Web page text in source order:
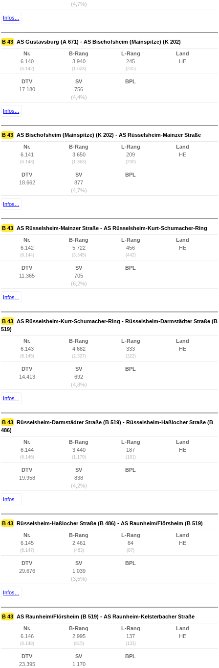
(4,7%)
Infos...
B 43 AS Gustavsburg (A 671) - AS Bischofsheim (Mainspitze) (K 202)
Nr.
6.140
(6.142)
B-Rang
3.940
(1.623)
L-Rang
245
(235)
Land
HE
DTV
17.180
SV
756
(4,4%)
BPL
Infos...
B 43 AS Bischofsheim (Mainspitze) (K 202) - AS Rüsselsheim-Mainzer Straße
Nr.
6.141
(6.143)
B-Rang
3.650
(1.363)
L-Rang
209
(200)
Land
HE
DTV
18.662
SV
877
(4,7%)
BPL
Infos...
B 43 AS Rüsselsheim-Mainzer Straße - AS Rüsselsheim-Kurt-Schumacher-Ring
Nr.
6.142
(6.144)
B-Rang
5.722
(3.345)
L-Rang
456
(442)
Land
HE
DTV
11.365
SV
705
(6,2%)
BPL
Infos...
B 43 AS Rüsselsheim-Kurt-Schumacher-Ring - Rüsselsheim-Darmstädter Straße (B
519)
Nr.
6.143
(6.145)
B-Rang
4.682
(2.327)
L-Rang
333
(322)
Land
HE
DTV
14.413
SV
692
(4,8%)
BPL
Infos...
B 43 Rüsselsheim-Darmstädter Straße (B 519) - Rüsselsheim-Haßlocher Straße (B
486)
Nr.
6.144
(6.146)
B-Rang
3.440
(1.170)
L-Rang
187
(181)
Land
HE
DTV
19.958
SV
838
(4,2%)
BPL
Infos...
B 43 Rüsselsheim-Haßlocher Straße (B 486) - AS Raunheim/Flörsheim (B 519)
Nr.
6.145
(6.147)
B-Rang
2.461
(463)
L-Rang
84
(87)
Land
HE
DTV
29.676
SV
1.039
(3,5%)
BPL
Infos...
B 43 AS Raunheim/Flörsheim (B 519) - AS Raunheim-Kelsterbacher Straße
Nr.
6.146
(6.148)
B-Rang
2.995
(815)
L-Rang
137
(133)
Land
HE
DTV
23.395
SV
1.170
BPL